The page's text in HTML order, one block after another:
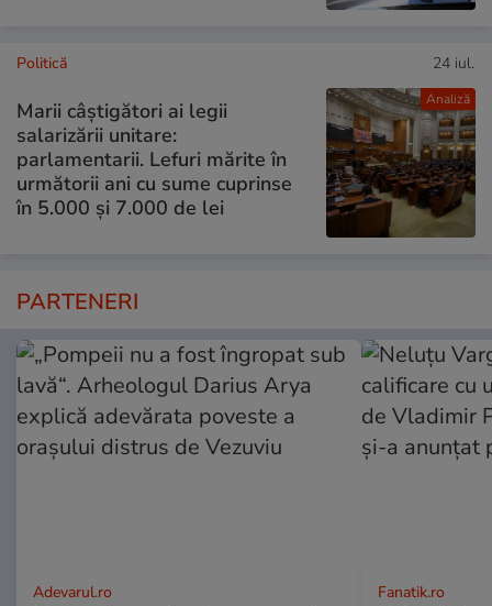
Analiză
Politică 24 iul.
Marii câștigători ai legii
salarizării unitare:
parlamentarii. Lefuri mărite în
următorii ani cu sume cuprinse
în 5.000 și 7.000 de lei
PARTENERI
Adevarul.ro Fanatik.ro